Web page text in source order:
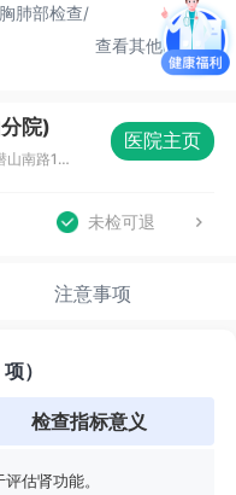
胸肺部检查/
查看其他时间
院)
合肥市蜀山区潜山南路188号蔚蓝商务港城市广场F座3-4层
医院主页
未检可退
注意事项
）
检查指标意义
评估肾功能。